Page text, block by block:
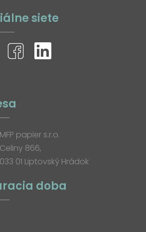
siete
MFP papier s.r.o.
Celiny 866,
033 01 Liptovský Hrádok
doba